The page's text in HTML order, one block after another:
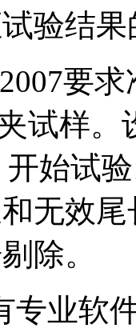
验结
要
试样
开始试
无效
除。
专业软